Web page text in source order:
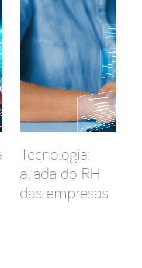
Tecnologia:
aliada do RH
das empresas